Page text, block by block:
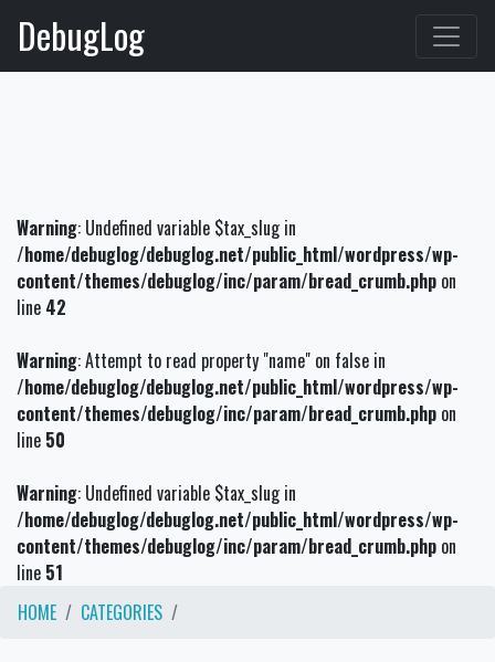
DebugLog
Warning: Undefined variable $tax_slug in
/home/debuglog/debuglog.net/public_html/wordpress/wp-
content/themes/debuglog/inc/param/bread_crumb.php on
line 42
Warning: Attempt to read property "name" on false in
/home/debuglog/debuglog.net/public_html/wordpress/wp-
content/themes/debuglog/inc/param/bread_crumb.php on
line 50
Warning: Undefined variable $tax_slug in
/home/debuglog/debuglog.net/public_html/wordpress/wp-
content/themes/debuglog/inc/param/bread_crumb.php on
line 51
HOME
CATEGORIES